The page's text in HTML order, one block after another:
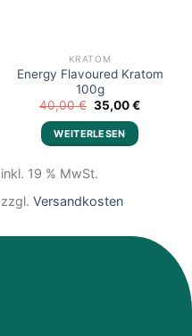
KRATOM
Energy Flavoured Kratom
100g
40,00€ Ursprünglicher
Preis
war:
40,00 €
35,00€Aktueller
WEITERLESEN
inkl. 19 % MwSt.
zzgl. Versandkosten